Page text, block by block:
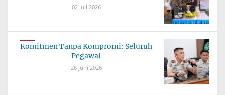
02 Juli 2026
Komitmen Tanpa Kompromi: Seluruh
Pegawai
26 Juni 2026